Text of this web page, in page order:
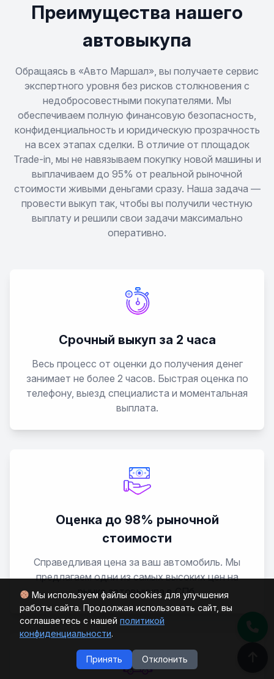
Мы используем файлы cookies для улучшения
работы сайта. Продолжая использовать сайт, вы
соглашаетесь с нашей политикой
конфиденциальности.
Принять Отклонить
Преимущества нашего
автовыкупа
Обращаясь в «Авто Маршал», вы получаете сервис
экспертного уровня без рисков столкновения с
недобросовестными покупателями. Мы
обеспечиваем полную финансовую безопасность,
конфиденциальность и юридическую прозрачность
на всех этапах сделки. В отличие от площадок
Trade-in, мы не навязываем покупку новой машины и
выплачиваем до 95% от реальной рыночной
стоимости живыми деньгами сразу. Наша задача —
провести выкуп так, чтобы вы получили честную
выплату и решили свои задачи максимально
оперативно.
Срочный выкуп за 2 часа
Весь процесс от оценки до получения денег
занимает не более 2 часов. Быстрая оценка по
телефону, выезд специалиста и моментальная
выплата.
Оценка до 98% рыночной
стоимости
Справедливая цена за ваш автомобиль. Мы
предлагаем одни из самых высоких цен на
рынке автовыкупа в СПб.